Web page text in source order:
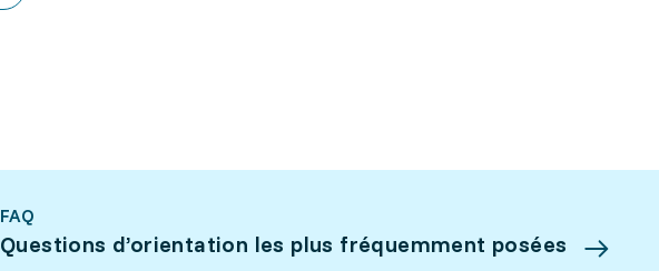
FAQ
Questions d’orientation les plus fréquemment posées